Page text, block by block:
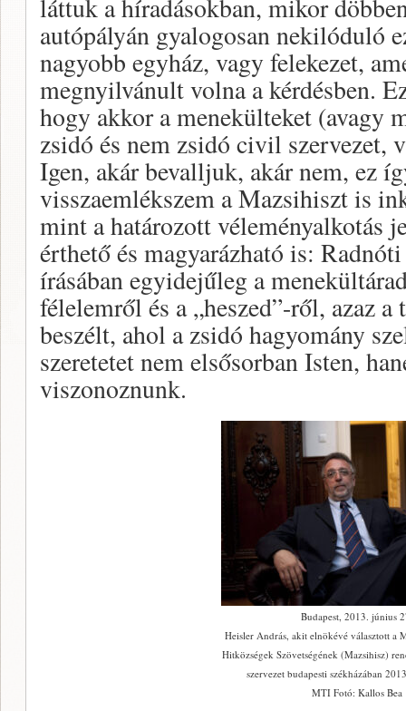
láttuk a híradásokban, mikor
autópályán gyalogosan nekilóduló
nagyobb egyház, vagy felekezet,
megnyilvánult volna a kérdésben.
hogy akkor a menekülteket (avagy
zsidó és nem zsidó civil szervezet,
Igen, akár bevalljuk, akár nem, ez
visszaemlékszem a Mazsihiszt is
mint a határozott véleményalkotás
érthető és magyarázható is:
írásában egyidejűleg a
félelemről és a „heszed”-ről, azaz a
beszélt, ahol a zsidó hagyomány
szeretetet nem elsősorban Isten,
viszonoznunk.
Budapest, 2013. június
Heisler András, akit elnökévé választott a
Hitközségek Szövetségének (Mazsihisz)
szervezet budapesti székházában
MTI Fotó: Kallos Bea